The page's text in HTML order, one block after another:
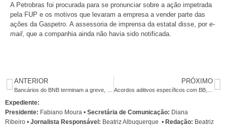
A Petrobras foi procurada para se pronunciar sobre a ação impetrada
pela FUP e os motivos que levaram a empresa a vender parte das
ações da Gaspetro. A assessoria de imprensa da estatal disse, por e-
mail , que a companhia ainda não havia sido notificada.
ANTERIOR PRÓXIMO
Expediente:
Presidente: Fabiano Moura • Secretária de Comunicação: Diana
Ribeiro • Jornalista Responsável: Beatriz Albuquerque • Redação: Beatriz